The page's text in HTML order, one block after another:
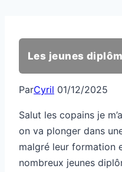
Les jeunes
ParCyril 01/12/2025
Salut les copains je
on va plonger dans
malgré leur formation
nombreux jeunes